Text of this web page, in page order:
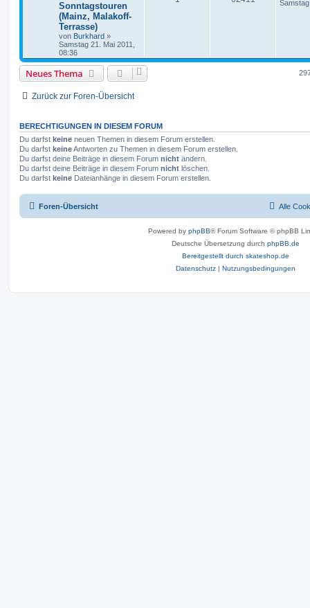
Sonntagstouren
(Mainz, Malakoff-
Terrasse)
von Burkhard »
Samstag 21. Mai 2011,
08:36
Neues Thema
Zurück zur Foren-Übersicht
BERECHTIGUNGEN IN DIESEM FORUM
Du darfst keine neuen Themen in diesem Forum erstellen.
Du darfst keineAntworten zu Themen in diesem Forum erstellen.
Du darfst deine Beiträge in diesem Forum nicht ändern.
Du darfst deine Beiträge in diesem Forum nicht löschen.
Du darfst keine Dateianhänge in diesem Forum erstellen.
Foren-Übersicht Alle
Powered by phpBB® Forum Software © phpBB
Deutsche Übersetzung durch phpBB.de
Bereitgestellt durch skateshop.de
Datenschutz | Nutzungsbedingungen